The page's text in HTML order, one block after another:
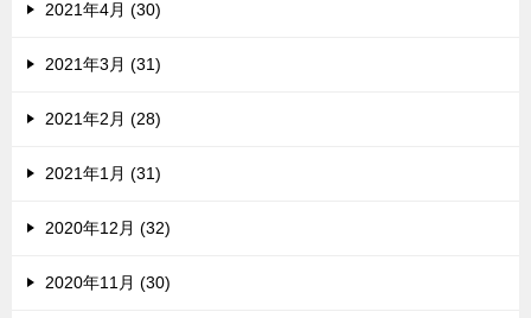
2021年4月 (30)
2021年3月 (31)
2021年2月 (28)
2021年1月 (31)
2020年12月 (32)
2020年11月 (30)